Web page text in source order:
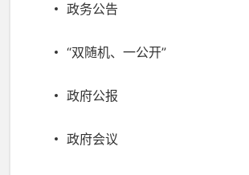
政务公告
“双随机、一公开”
政府公报
政府会议